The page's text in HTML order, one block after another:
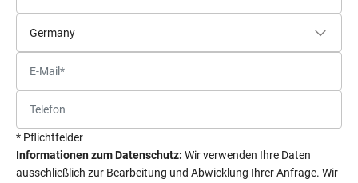
* Pflichtfelder
Informationen zum Datenschutz: Wir verwenden Ihre Daten
ausschließlich zur Bearbeitung und Abwicklung Ihrer Anfrage. Wir